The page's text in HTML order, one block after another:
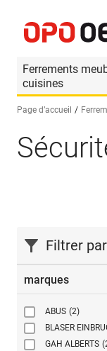
Ferrements
cuisines
Sélectionnez une
Page d’accueil
Filtrer par
marques
ABUS (2)
BLASER
GAH ALBERTS